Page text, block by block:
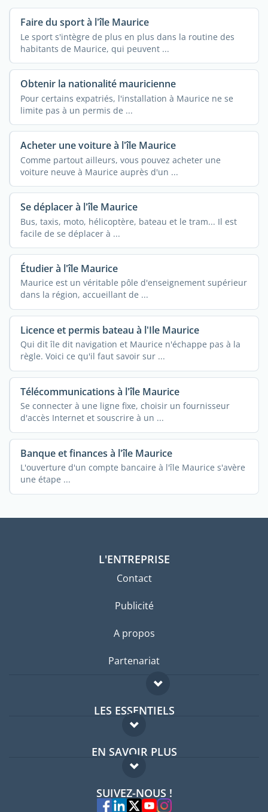
Faire du sport à l'île Maurice
Le sport s'intègre de plus en plus dans la routine des
habitants de Maurice, qui peuvent ...
Obtenir la nationalité mauricienne
Pour certains expatriés, l'installation à Maurice ne se
limite pas à un permis de ...
Acheter une voiture à l'île Maurice
Comme partout ailleurs, vous pouvez acheter une
voiture neuve à Maurice auprès d'un ...
Se déplacer à l'île Maurice
Bus, taxis, moto, hélicoptère, bateau et le tram... Il est
facile de se déplacer à ...
Étudier à l'île Maurice
Maurice est un véritable pôle d'enseignement supérieur
dans la région, accueillant de ...
Licence et permis bateau à l'Ile Maurice
Qui dit île dit navigation et Maurice n'échappe pas à la
règle. Voici ce qu'il faut savoir sur ...
Télécommunications à l'île Maurice
Se connecter à une ligne fixe, choisir un fournisseur
d'accès Internet et souscrire à un ...
Banque et finances à l'île Maurice
L'ouverture d'un compte bancaire à l'île Maurice s'avère
une étape ...
L'ENTREPRISE
Contact
Publicité
A propos
Partenariat
LES ESSENTIELS
Forum expatriés
Guides pays
EN SAVOIR PLUS
FAQ
Experts
SUIVEZ-NOUS !